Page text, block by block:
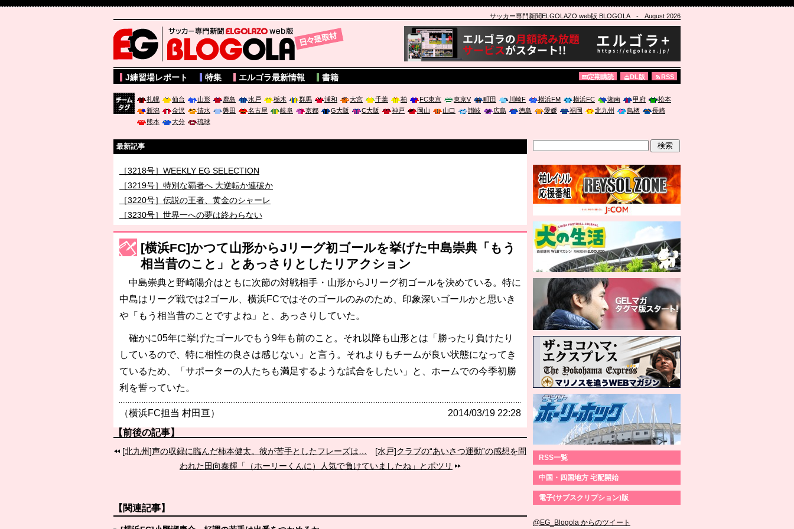
サッカー専門新聞ELGOLAZO web版 BLOGOLA- August 2026
サッカー専門新聞ELGOLAZO web版 BLOGOLA
J練習場レポート 特集 エルゴラ最新情報 書籍 定期購読 DL版 RSS
札幌 仙台 山形 鹿島 水戸 栃木 群馬 浦和 大宮 千葉 柏 FC東京 東京V 町田 川崎F 横浜FM 横浜FC 湘南 甲府
松本
新潟
金沢 清水 磐田 名古屋 岐阜 京都 G大阪 C大阪 神戸 岡山 山口 讃岐 広島 徳島 愛媛 福岡 北九州 鳥栖
長崎
熊本
大分 琉球
最新記事
［3218号］WEEKLY EG SELECTION
［3219号］特別な覇者へ 大逆転か連破か
［3220号］伝説の王者、黄金のシャーレ
［3230号］世界一への夢は終わらない
［3223号］一丸。日本出陣
［3222号］史上最大のW杯開幕 注目は「個」
[横浜FC]かつて山形からJリーグ初ゴールを挙げた中島崇典「もう
相当昔のこと」とあっさりとしたリアクション
中島崇典と野崎陽介はともに次節の対戦相手・山形からJリーグ初ゴールを決めている。特に
中島はリーグ戦では2ゴール、横浜FCではそのゴールのみのため、印象深いゴールかと思いき
や「もう相当昔のことですよね」と、あっさりしていた。
確かに05年に挙げたゴールでもう9年も前のこと。それ以降も山形とは「勝ったり負けたり
しているので、特に相性の良さは感じない」と言う。それよりもチームが良い状態になってき
ているため、「サポーターの人たちも満足するような試合をしたい」と、ホームでの今季初勝
利を誓っていた。
（横浜FC担当 村田亘） 2014/03/19 22:28
【前後の記事】
[北九州]声の収録に臨んだ柿本健太。彼が苦手としたフレーズは…
[水戸]クラブの“あいさつ運動”の感想を問
われた田向泰輝「（ホーリーくんに）人気で負けていましたね」とポツリ
【関連記事】
RSS一覧
中国・四国地方 宅配開始
電子(サブスクリプション)版
@EG_Blogola からのツイート